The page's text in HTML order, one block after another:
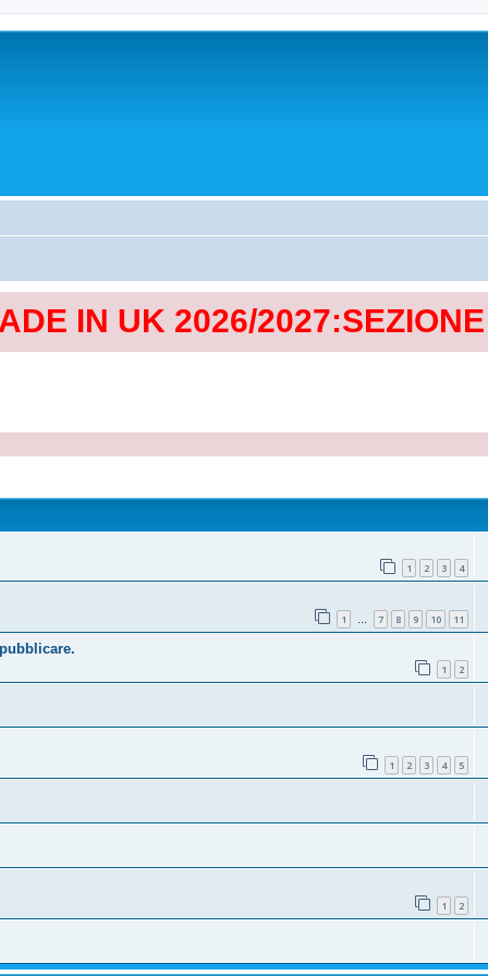
IN UK 2026/
1 2 3 4
1 … 7 8 9 10 11
1 2
1 2 3 4 5
1 2